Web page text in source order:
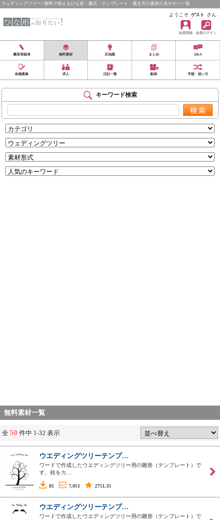
ウェディングツリー | 無料で使えるひな形・書式・テンプレート・書き方の素材の見やすい一覧
ようこそ ゲスト さん
会員登録 会員ログイン
雛形登録者 無料素材 豆知識 まとめ Q&A
各種募集 求人 日記一覧 動画 手順・使い方
キーワード検索
無料素材一覧
全 50 件中 1-32 表示
ウエディングツリーテンプ…
ワードで作成したウエディングツリー用の雛形（テンプレート）で
す。枝をカ…
81 7,051 2751.35
ウエディングツリーテンプ…
ワードで作成したウエディングツリー用の雛形（テンプレート）で